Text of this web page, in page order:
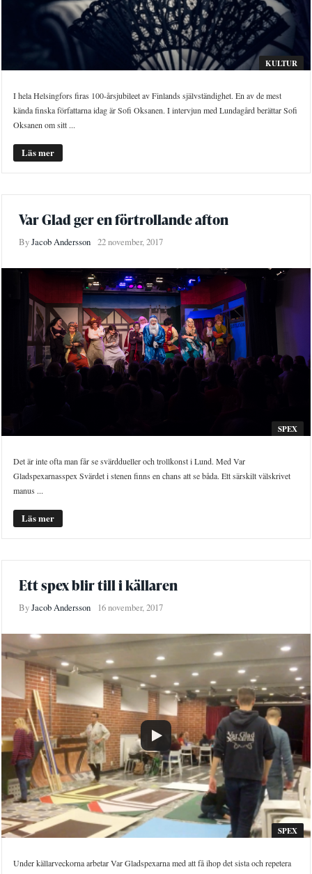
KULTUR
I hela Helsingfors firas 100-årsjubileet av Finlands självständighet. En av de mest
kända finska författarna idag är Sofi Oksanen. I intervjun med Lundagård berättar Sofi
Oksanen om sitt ...
Läs mer
Var Glad ger en förtrollande afton
ByJacob Andersson 22 november, 2017
SPEX
Det är inte ofta man får se svärddueller och trollkonst i Lund. Med Var
Gladspexarnasspex Svärdet i stenen finns en chans att se båda. Ett särskilt välskrivet
manus ...
Läs mer
Ett spex blir till i källaren
ByJacob Andersson 16 november, 2017
SPEX
Under källarveckorna arbetar Var Gladspexarna med att få ihop det sista och repetera